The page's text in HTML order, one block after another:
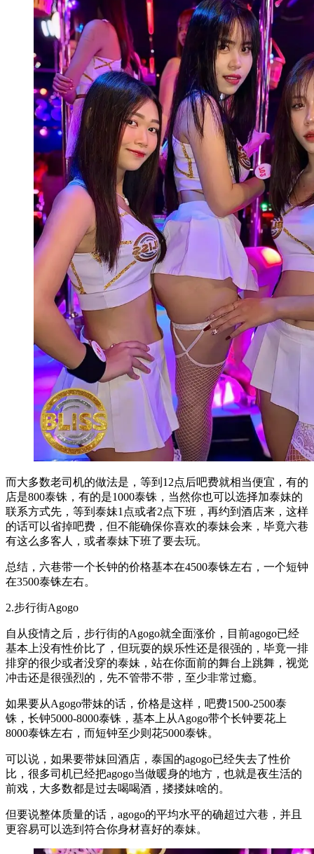
而大多数老司机的做法是，等到12点后吧费就相当便宜，有的
店是800泰铢，有的是1000泰铢，当然你也可以选择加泰妹的
联系方式先，等到泰妹1点或者2点下班，再约到酒店来，这样
的话可以省掉吧费，但不能确保你喜欢的泰妹会来，毕竟六巷
有这么多客人，或者泰妹下班了要去玩。
总结，六巷带一个长钟的价格基本在4500泰铢左右，一个短钟
在3500泰铢左右。
2.步行街Agogo
自从疫情之后，步行街的Agogo就全面涨价，目前agogo已经
基本上没有性价比了，但玩耍的娱乐性还是很强的，毕竟一排
排穿的很少或者没穿的泰妹，站在你面前的舞台上跳舞，视觉
冲击还是很强烈的，先不管带不带，至少非常过瘾。
如果要从Agogo带妹的话，价格是这样，吧费1500-2500泰
铢，长钟5000-8000泰铢，基本上从Agogo带个长钟要花上
8000泰铢左右，而短钟至少则花5000泰铢。
可以说，如果要带妹回酒店，泰国的agogo已经失去了性价
比，很多司机已经把agogo当做暖身的地方，也就是夜生活的
前戏，大多数都是过去喝喝酒，搂搂妹啥的。
但要说整体质量的话，agogo的平均水平的确超过六巷，并且
更容易可以选到符合你身材喜好的泰妹。